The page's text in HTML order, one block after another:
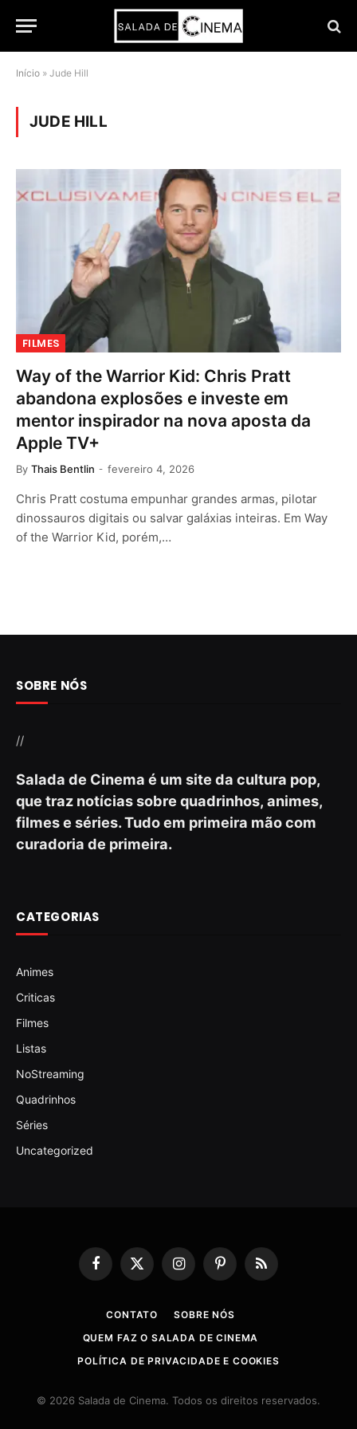
Início » Jude Hill
JUDE HILL
FILMES
Way of the Warrior Kid: Chris Pratt
abandona explosões e investe em
mentor inspirador na nova aposta da
Apple TV+
By Thais Bentlin fevereiro 4, 2026
Chris Pratt costuma empunhar grandes armas, pilotar
dinossauros digitais ou salvar galáxias inteiras. Em Way
of the Warrior Kid, porém,…
SOBRE NÓS
//
Salada de Cinema é um site da cultura pop,
que traz notícias sobre quadrinhos, animes,
filmes e séries. Tudo em primeira mão com
curadoria de primeira.
CATEGORIAS
Animes
Criticas
Filmes
Listas
NoStreaming
Quadrinhos
Séries
Uncategorized
Facebook
X
(Twitter)
InstagramPinterestRSS
CONTATO
SOBRE NÓS
QUEM FAZ O SALADA DE CINEMA
POLÍTICA DE PRIVACIDADE E COOKIES
© 2026 Salada de Cinema. Todos os direitos reservados.